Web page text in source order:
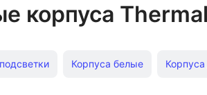
корпуса
Корпуса белые